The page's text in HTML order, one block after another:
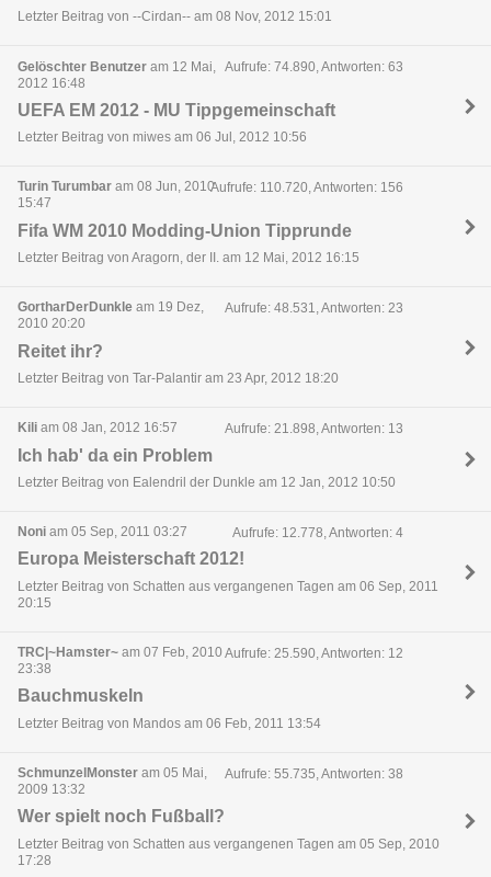
Letzter Beitrag von --Cirdan-- am 08 Nov, 2012 15:01
Gelöschter Benutzer am 12 Mai,
2012 16:48
Aufrufe: 74.890, Antworten: 63
UEFA EM 2012 - MU Tippgemeinschaft
Letzter Beitrag von miwes am 06 Jul, 2012 10:56
Turin Turumbar am 08 Jun, 2010
15:47
Aufrufe: 110.720, Antworten: 156
Fifa WM 2010 Modding-Union Tipprunde
Letzter Beitrag von Aragorn, der II. am 12 Mai, 2012 16:15
GortharDerDunkle am 19 Dez,
2010 20:20
Aufrufe: 48.531, Antworten: 23
Reitet ihr?
Letzter Beitrag von Tar-Palantir am 23 Apr, 2012 18:20
Kili am 08 Jan, 2012 16:57 Aufrufe: 21.898, Antworten: 13
Ich hab' da ein Problem
Letzter Beitrag von Ealendril der Dunkle am 12 Jan, 2012 10:50
Noni am 05 Sep, 2011 03:27 Aufrufe: 12.778, Antworten: 4
Europa Meisterschaft 2012!
Letzter Beitrag von Schatten aus vergangenen Tagen am 06 Sep, 2011
20:15
TRC|~Hamster~ am 07 Feb, 2010
23:38
Aufrufe: 25.590, Antworten: 12
Bauchmuskeln
Letzter Beitrag von Mandos am 06 Feb, 2011 13:54
SchmunzelMonster am 05 Mai,
2009 13:32
Aufrufe: 55.735, Antworten: 38
Wer spielt noch Fußball?
Letzter Beitrag von Schatten aus vergangenen Tagen am 05 Sep, 2010
17:28